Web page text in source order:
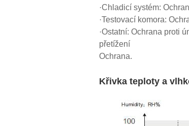
·Chladicí systém:
·Testovací komora:
·Ostatní: Ochrana proti
přetížení
Ochrana.
Křivka teploty a